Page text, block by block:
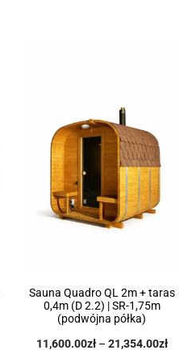
Sauna Quadro QL 2m + taras
0,4m (D 2.2) | SR-1,75m
(podwójna półka)
11,600.00zł – 21,354.00zł